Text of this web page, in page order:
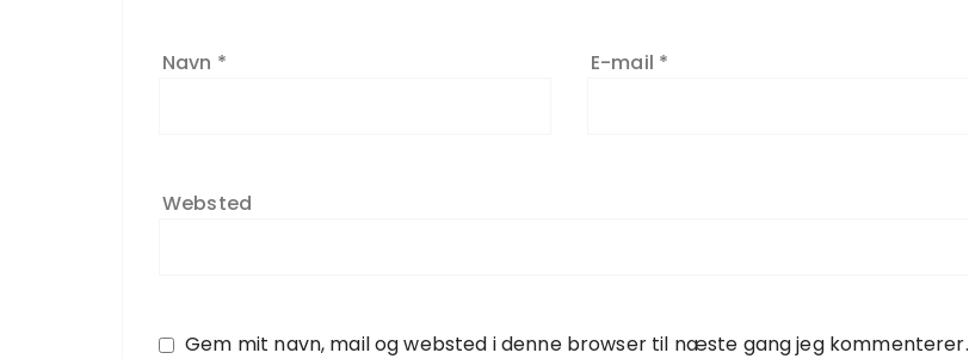
Navn * E-mail *
Websted
Gem mit navn, mail og websted i denne browser til næste gang jeg kommenterer.